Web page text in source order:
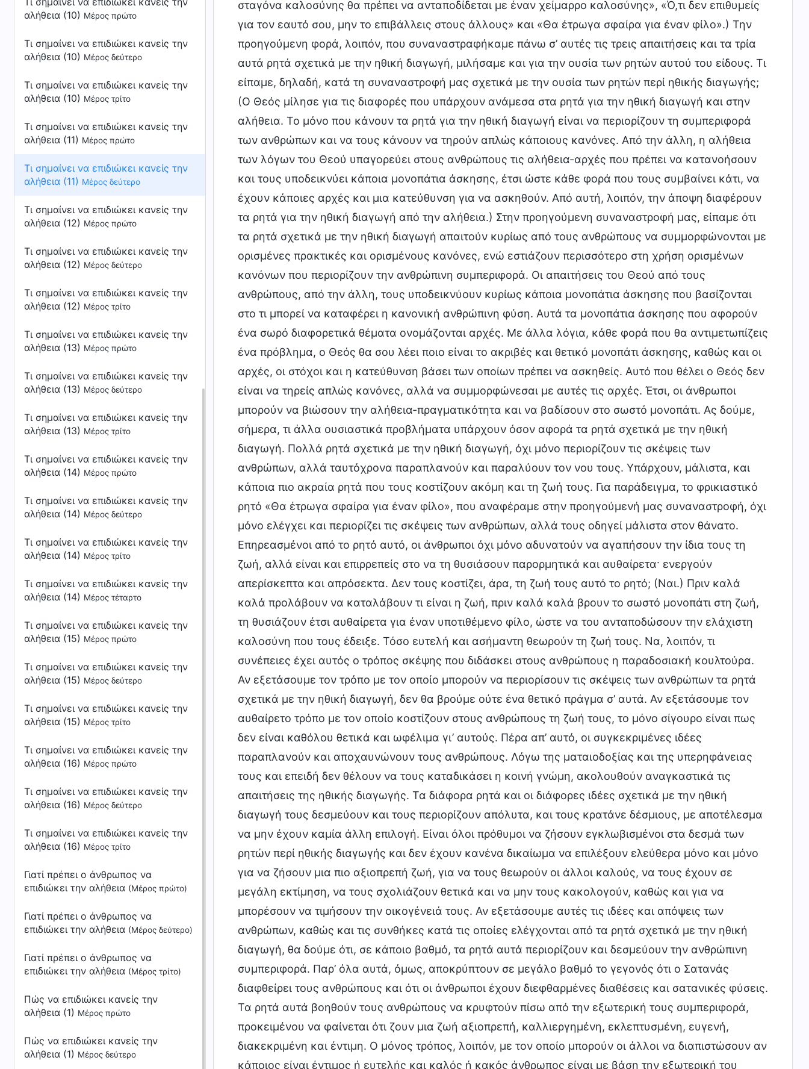
αλήθεια (10) Μέρος πρώτο
Τι σημαίνει να επιδιώκει κανείς την
αλήθεια (10) Μέρος δεύτερο
Τι σημαίνει να επιδιώκει κανείς την
αλήθεια (10) Μέρος τρίτο
Τι σημαίνει να επιδιώκει κανείς την
αλήθεια (11) Μέρος πρώτο
Τι σημαίνει να επιδιώκει κανείς την
αλήθεια (11) Μέρος δεύτερο
Τι σημαίνει να επιδιώκει κανείς την
αλήθεια (12) Μέρος πρώτο
Τι σημαίνει να επιδιώκει κανείς την
αλήθεια (12) Μέρος δεύτερο
Τι σημαίνει να επιδιώκει κανείς την
αλήθεια (12) Μέρος τρίτο
Τι σημαίνει να επιδιώκει κανείς την
αλήθεια (13) Μέρος πρώτο
Τι σημαίνει να επιδιώκει κανείς την
αλήθεια (13) Μέρος δεύτερο
Τι σημαίνει να επιδιώκει κανείς την
αλήθεια (13) Μέρος τρίτο
Τι σημαίνει να επιδιώκει κανείς την
αλήθεια (14) Μέρος πρώτο
Τι σημαίνει να επιδιώκει κανείς την
αλήθεια (14) Μέρος δεύτερο
Τι σημαίνει να επιδιώκει κανείς την
αλήθεια (14) Μέρος τρίτο
Τι σημαίνει να επιδιώκει κανείς την
αλήθεια (14) Μέρος τέταρτο
Τι σημαίνει να επιδιώκει κανείς την
αλήθεια (15) Μέρος πρώτο
Τι σημαίνει να επιδιώκει κανείς την
αλήθεια (15) Μέρος δεύτερο
Τι σημαίνει να επιδιώκει κανείς την
αλήθεια (15) Μέρος τρίτο
Τι σημαίνει να επιδιώκει κανείς την
αλήθεια (16) Μέρος πρώτο
Τι σημαίνει να επιδιώκει κανείς την
αλήθεια (16) Μέρος δεύτερο
Τι σημαίνει να επιδιώκει κανείς την
αλήθεια (16) Μέρος τρίτο
Γιατί πρέπει ο άνθρωπος να
επιδιώκει την αλήθεια (Μέρος πρώτο)
Γιατί πρέπει ο άνθρωπος να
επιδιώκει την αλήθεια (Μέρος δεύτερο)
Γιατί πρέπει ο άνθρωπος να
επιδιώκει την αλήθεια (Μέρος τρίτο)
Πώς να επιδιώκει κανείς την
αλήθεια (1) Μέρος πρώτο
Πώς να επιδιώκει κανείς την
αλήθεια (1) Μέρος δεύτερο